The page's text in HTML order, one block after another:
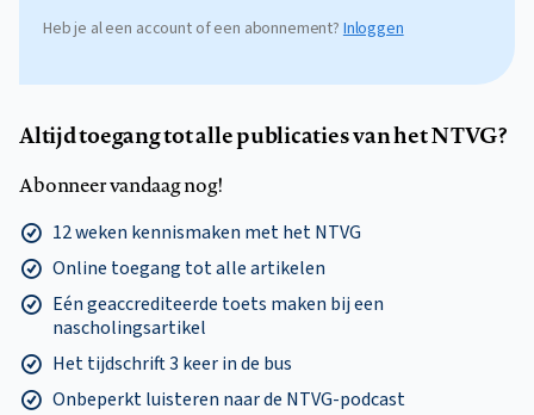
Heb je al een account of een abonnement? Inloggen
Altijd toegang tot alle publicaties van het NTVG?
Abonneer vandaag nog!
12 weken kennismaken met het NTVG
Online toegang tot alle artikelen
Eén geaccrediteerde toets maken bij een
nascholingsartikel
Het tijdschrift 3 keer in de bus
Onbeperkt luisteren naar de NTVG-podcast